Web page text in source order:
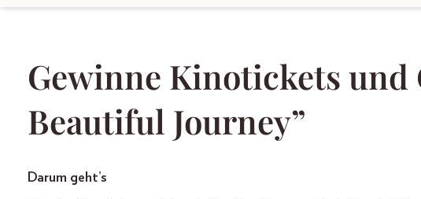
Gewinne Kinotickets und
Beautiful Journey”
Darum geht’s